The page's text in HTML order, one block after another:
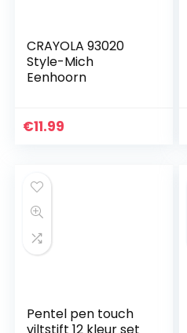
CRAYOLA 93020
Style-Mich
Eenhoorn
€11.99
Pentel pen touch